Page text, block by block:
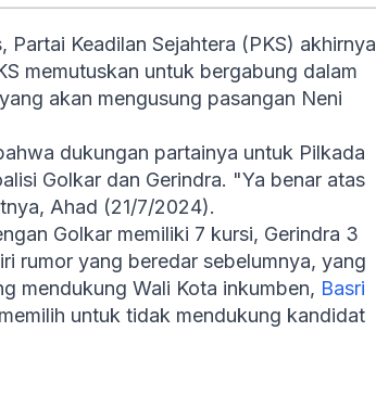
Keadilan Sejahtera (PKS) akhirnya
memutuskan untuk bergabung dalam
akan mengusung pasangan Neni
dukungan partainya untuk Pilkada
Golkar dan Gerindra. "Ya benar atas
Ahad (21/7/2024).
Golkar memiliki 7 kursi, Gerindra 3
rumor yang beredar sebelumnya, yang
mendukung Wali Kota inkumben, Basri
untuk tidak mendukung kandidat